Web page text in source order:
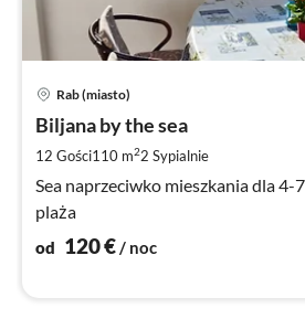
Rab (miasto)
Biljana by the sea
12 Gości110 m22 Sypialnie
Sea naprzeciwko mieszkania dla 4-
plaża
od 120€/ noc